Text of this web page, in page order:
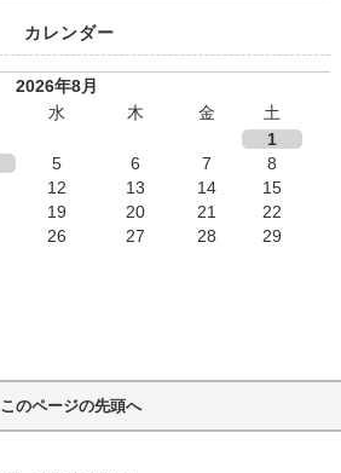
カレンダー
2026年8月
水 木 金
土
1
5 6 7
8
12 13 14
15
19 20 21
22
26 27 28
29
このページの先頭へ